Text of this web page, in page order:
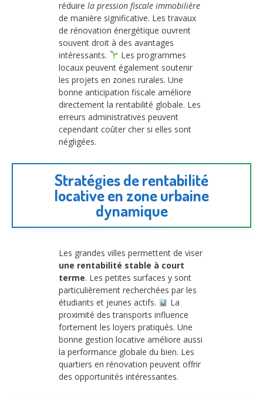
réduire la pression fiscale immobilière
de manière significative. Les travaux
de rénovation énergétique ouvrent
souvent droit à des avantages
intéressants.
Les programmes
locaux peuvent également soutenir
les projets en zones rurales. Une
bonne anticipation fiscale améliore
directement la rentabilité globale. Les
erreurs administratives peuvent
cependant coûter cher si elles sont
négligées.
Stratégies de rentabilité
locative en zone urbaine
dynamique
Les grandes villes permettent de viser
une rentabilité stable à court
terme. Les petites surfaces y sont
particulièrement recherchées par les
étudiants et jeunes actifs.
La
proximité des transports influence
fortement les loyers pratiqués. Une
bonne gestion locative améliore aussi
la performance globale du bien. Les
quartiers en rénovation peuvent offrir
des opportunités intéressantes.